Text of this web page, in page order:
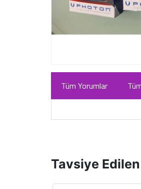
Tüm Yorumlar
Tavsiye